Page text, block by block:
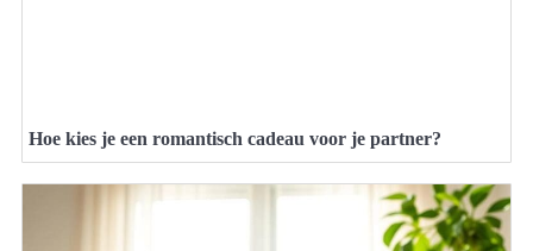
Hoe kies je een romantisch cadeau voor je partner?